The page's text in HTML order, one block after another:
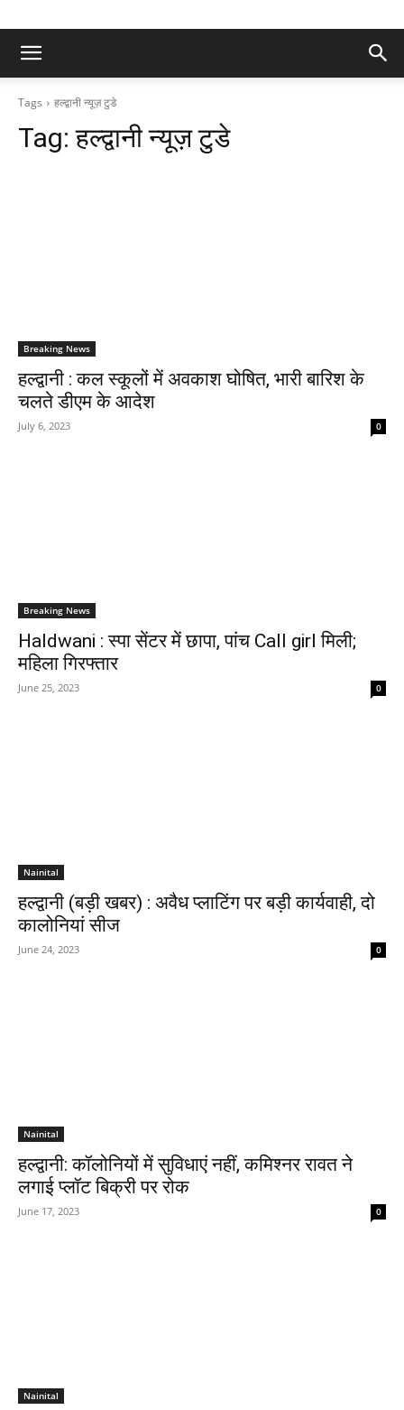
Tags हल्द्वानी न्यूज़ टुडे
Tag:हल्द्वानी न्यूज़ टुडे
Breaking News
हल्द्वानी : कल स्कूलों में अवकाश घोषित, भारी बारिश के
चलते डीएम के आदेश
July 6, 2023 0
Breaking News
Haldwani : स्पा सेंटर में छापा, पांच Call girl मिली;
महिला गिरफ्तार
June 25, 2023 0
Nainital
हल्द्वानी (बड़ी खबर) : अवैध प्लाटिंग पर बड़ी कार्यवाही, दो
कालोनियां सीज
June 24, 2023 0
Nainital
हल्द्वानी: कॉलोनियों में सुविधाएं नहीं, कमिश्नर रावत ने
लगाई प्लॉट बिक्री पर रोक
June 17, 2023 0
Nainital